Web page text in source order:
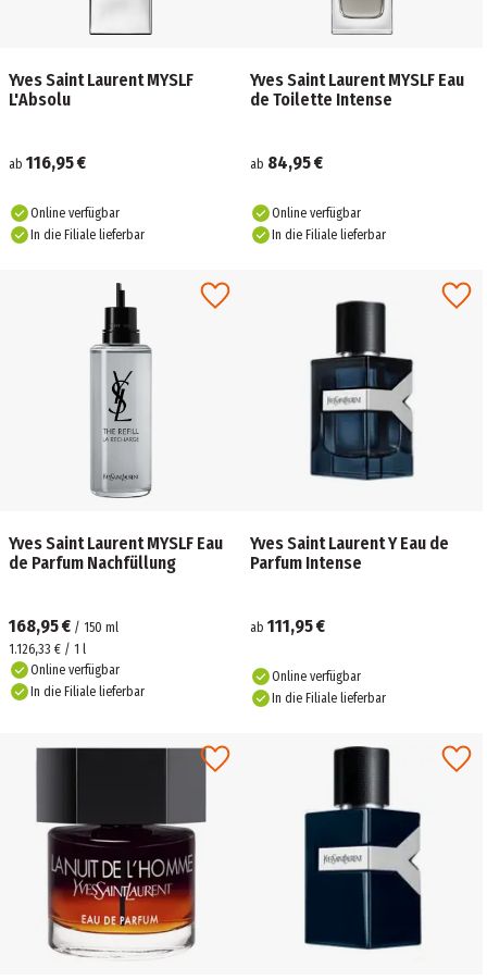
Yves Saint Laurent MYSLF
L'Absolu
ab 116,95 €
Online verfügbar
In die Filiale lieferbar
Yves Saint Laurent MYSLF Eau
de Toilette Intense
ab 84,95 €
Online verfügbar
In die Filiale lieferbar
Yves Saint Laurent MYSLF Eau
de Parfum Nachfüllung
168,95 € / 150 ml
1.126,33 € / 1 l
Online verfügbar
In die Filiale lieferbar
Yves Saint Laurent Y Eau de
Parfum Intense
ab 111,95 €
Online verfügbar
In die Filiale lieferbar